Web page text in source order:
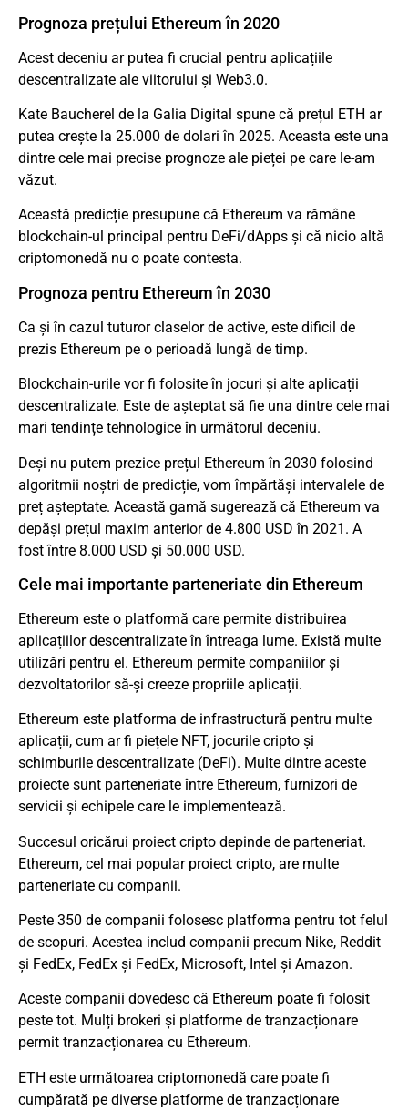
Prognoza prețului Ethereum în 2020
Acest deceniu ar putea fi crucial pentru aplicațiile
descentralizate ale viitorului și Web3.0.
Kate Baucherel de la Galia Digital spune că prețul ETH ar
putea crește la 25.000 de dolari în 2025. Aceasta este una
dintre cele mai precise prognoze ale pieței pe care le-am
văzut.
Această predicție presupune că Ethereum va rămâne
blockchain-ul principal pentru DeFi/dApps și că nicio altă
criptomonedă nu o poate contesta.
Prognoza pentru Ethereum în 2030
Ca și în cazul tuturor claselor de active, este dificil de
prezis Ethereum pe o perioadă lungă de timp.
Blockchain-urile vor fi folosite în jocuri și alte aplicații
descentralizate. Este de așteptat să fie una dintre cele mai
mari tendințe tehnologice în următorul deceniu.
Deși nu putem prezice prețul Ethereum în 2030 folosind
algoritmii noștri de predicție, vom împărtăși intervalele de
preț așteptate. Această gamă sugerează că Ethereum va
depăși prețul maxim anterior de 4.800 USD în 2021. A
fost între 8.000 USD și 50.000 USD.
Cele mai importante parteneriate din Ethereum
Ethereum este o platformă care permite distribuirea
aplicațiilor descentralizate în întreaga lume. Există multe
utilizări pentru el. Ethereum permite companiilor și
dezvoltatorilor să-și creeze propriile aplicații.
Ethereum este platforma de infrastructură pentru multe
aplicații, cum ar fi piețele NFT, jocurile cripto și
schimburile descentralizate (DeFi). Multe dintre aceste
proiecte sunt parteneriate între Ethereum, furnizori de
servicii și echipele care le implementează.
Succesul oricărui proiect cripto depinde de parteneriat.
Ethereum, cel mai popular proiect cripto, are multe
parteneriate cu companii.
Peste 350 de companii folosesc platforma pentru tot felul
de scopuri. Acestea includ companii precum Nike, Reddit
și FedEx, FedEx și FedEx, Microsoft, Intel și Amazon.
Aceste companii dovedesc că Ethereum poate fi folosit
peste tot. Mulți brokeri și platforme de tranzacționare
permit tranzacționarea cu Ethereum.
ETH este următoarea criptomonedă care poate fi
cumpărată pe diverse platforme de tranzacționare